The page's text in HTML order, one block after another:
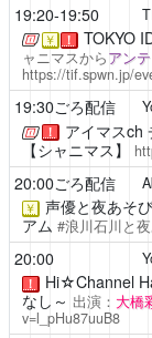
19:20-19:50
￥ ！ TOKYO
ャニマスからアン
https://tif.spwn.jp/
19:30ごろ配信
！ アイマスch
【シャニマス】
20:00ごろ配信
￥ 声優と夜あそび
アム #浪川石川と
20:00
！ Hi☆Channel
なし～ 出演： 大橋
v=l_pHu87uuB8